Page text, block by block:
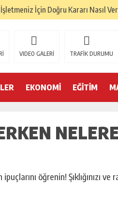
İçin Doğru Kararı Nasıl
VIDEO GALERİ TRAFİK DURUMU
EKONOMİ EĞİTİM
öğrenin! Şıklığınızı ve